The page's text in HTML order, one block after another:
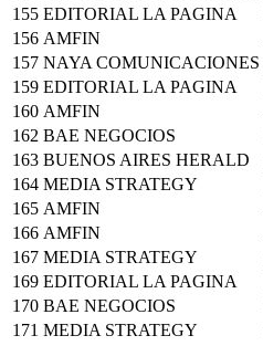
155 EDITORIAL LA PAGINA
156 AMFIN
157 NAYA COMUNICACIONES
159 EDITORIAL LA PAGINA
160 AMFIN
162 BAE NEGOCIOS
163 BUENOS AIRES HERALD
164 MEDIA STRATEGY
165 AMFIN
166 AMFIN
167 MEDIA STRATEGY
169 EDITORIAL LA PAGINA
170 BAE NEGOCIOS
171 MEDIA STRATEGY